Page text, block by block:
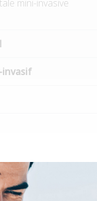
mini-invasive